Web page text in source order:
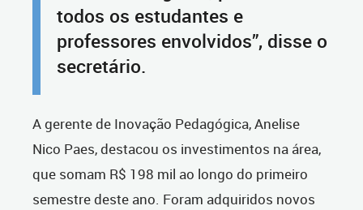
todos os estudantes e
professores envolvidos”, disse o
secretário.
A gerente de Inovação Pedagógica, Anelise
Nico Paes, destacou os investimentos na área,
que somam R$ 198 mil ao longo do primeiro
semestre deste ano. Foram adquiridos novos